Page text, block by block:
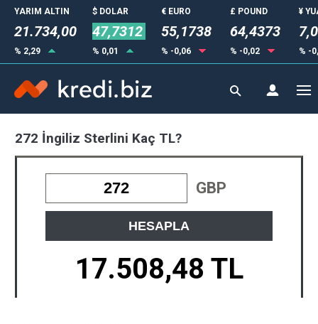
YARIM ALTIN
21.734,00
% 2,29
$ DOLAR
47,7312
% 0,01
€ EURO
55,1738
% -0,06
£ POUND
64,4373
% -0,02
¥
% -
272 İngiliz Sterlini Kaç TL?
GBP
HESAPLA
17.508,48 TL